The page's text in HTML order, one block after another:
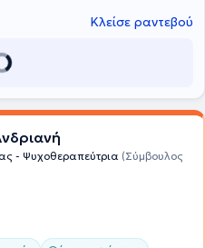
Κλείσε ραντεβού
- Ψυχοθεραπεύτρια (Σύμβουλος